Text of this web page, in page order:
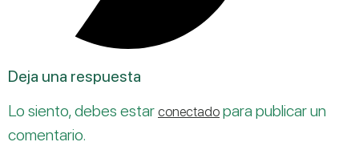
Deja una respuesta
Lo siento, debes estar conectado para publicar un
comentario.